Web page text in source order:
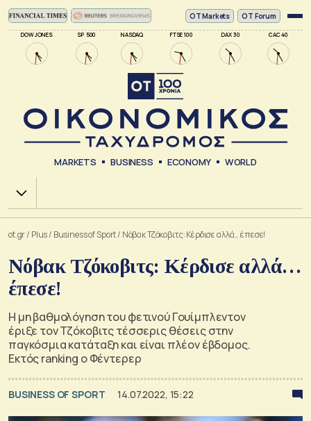
DOW JONES SP 500 NASDAQ FTSE 100 DAX 30 CAC 40
ΟΤ Markets OT Forum
MARKETS BUSINESS ECONOMY WORLD
Χ.Α.
ot.gr/ Plus/ Business of Sport/ Νόβακ Τζόκοβιτς: Κέρδισε αλλά… έπεσε!
Νόβακ Τζόκοβιτς: Κέρδισε αλλά…
έπεσε!
Η μη βαθμολόγηση του φετινού Γουίμπλεντον
έριξε τον Τζόκοβιτς τέσσερις θέσεις στην
παγκόσμια κατάταξη και είναι πλέον έβδομος.
Εκτός ranking o Φέντερερ
BUSINESS OF SPORT 14.07.2022, 15:22